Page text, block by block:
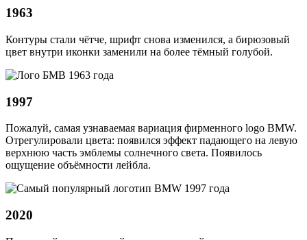
1963
Контуры стали чётче, шрифт снова изменился, а бирюзовый
цвет внутри иконки заменили на более тёмный голубой.
1997
Пожалуй, самая узнаваемая вариация фирменного logo BMW.
Отрегулировали цвета: появился эффект падающего на левую
верхнюю часть эмблемы солнечного света. Появилось
ощущение объёмности лейбла.
2020